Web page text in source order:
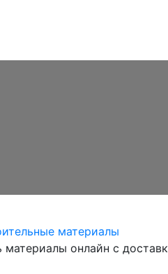
материалы
материалы онлайн с